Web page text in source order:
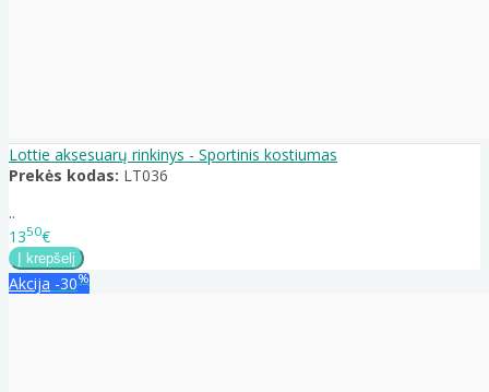
Lottie aksesuarų rinkinys - Sportinis kostiumas
Prekės kodas: LT036
..
1350€
Akcija -30%